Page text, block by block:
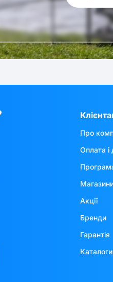
Про
Оплата і
Акції
Бренди
Гарантія
Каталоги